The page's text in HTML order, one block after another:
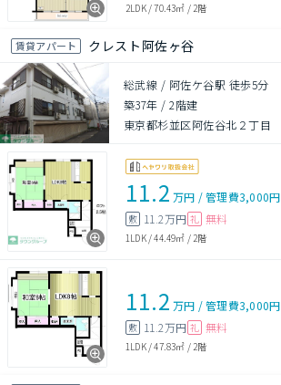
2LDK/70.43㎡ /2階
賃貸アパート クレスト阿佐ヶ谷
総武線 / 阿佐ケ谷駅 徒歩5分
築37年 /2階建
東京都杉並区阿佐谷北２丁目
11.2 万円 /管理費3,000円
敷 11.2万円 礼 無料
1LDK/44.49㎡ /2階
11.2 万円 /管理費3,000円
敷 11.2万円 礼 無料
1LDK/47.83㎡ / 2階